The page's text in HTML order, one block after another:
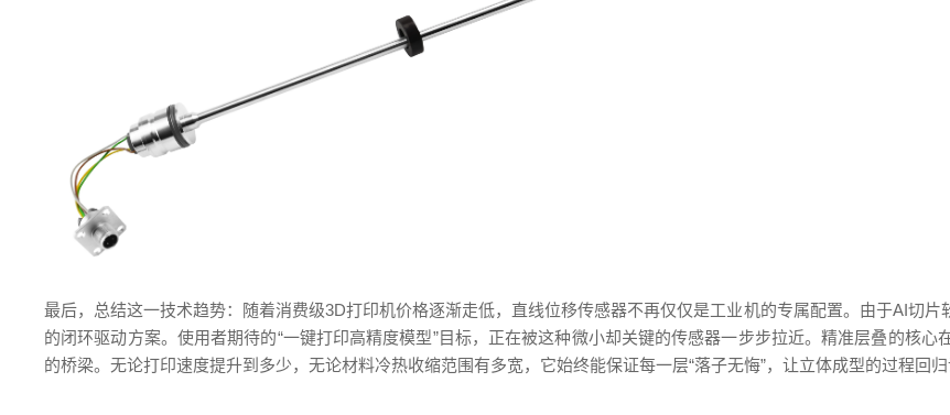
最后，总结这一技术趋势：随着消费级3D打印机价格逐渐走低，直线位移传感器不再仅仅是工业机的专属配置。由于AI切
的闭环驱动方案。使用者期待的“一键打印高精度模型”目标，正在被这种微小却关键的传感器一步步拉近。精准层叠的核
的桥梁。无论打印速度提升到多少，无论材料冷热收缩范围有多宽，它始终能保证每一层“落子无悔”，让立体成型的过程回归